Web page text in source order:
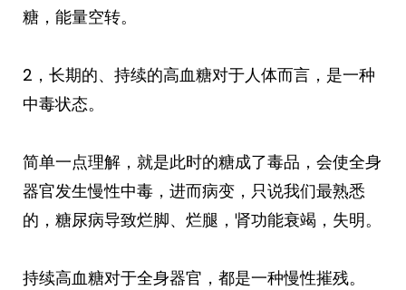
糖，能量空转。
2，长期的、持续的高血糖对于人体而言，是一种
中毒状态。
简单一点理解，就是此时的糖成了毒品，会使全身
器官发生慢性中毒，进而病变，只说我们最熟悉
的，糖尿病导致烂脚、烂腿，肾功能衰竭，失明。
持续高血糖对于全身器官，都是一种慢性摧残。